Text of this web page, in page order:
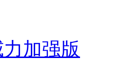
加强版